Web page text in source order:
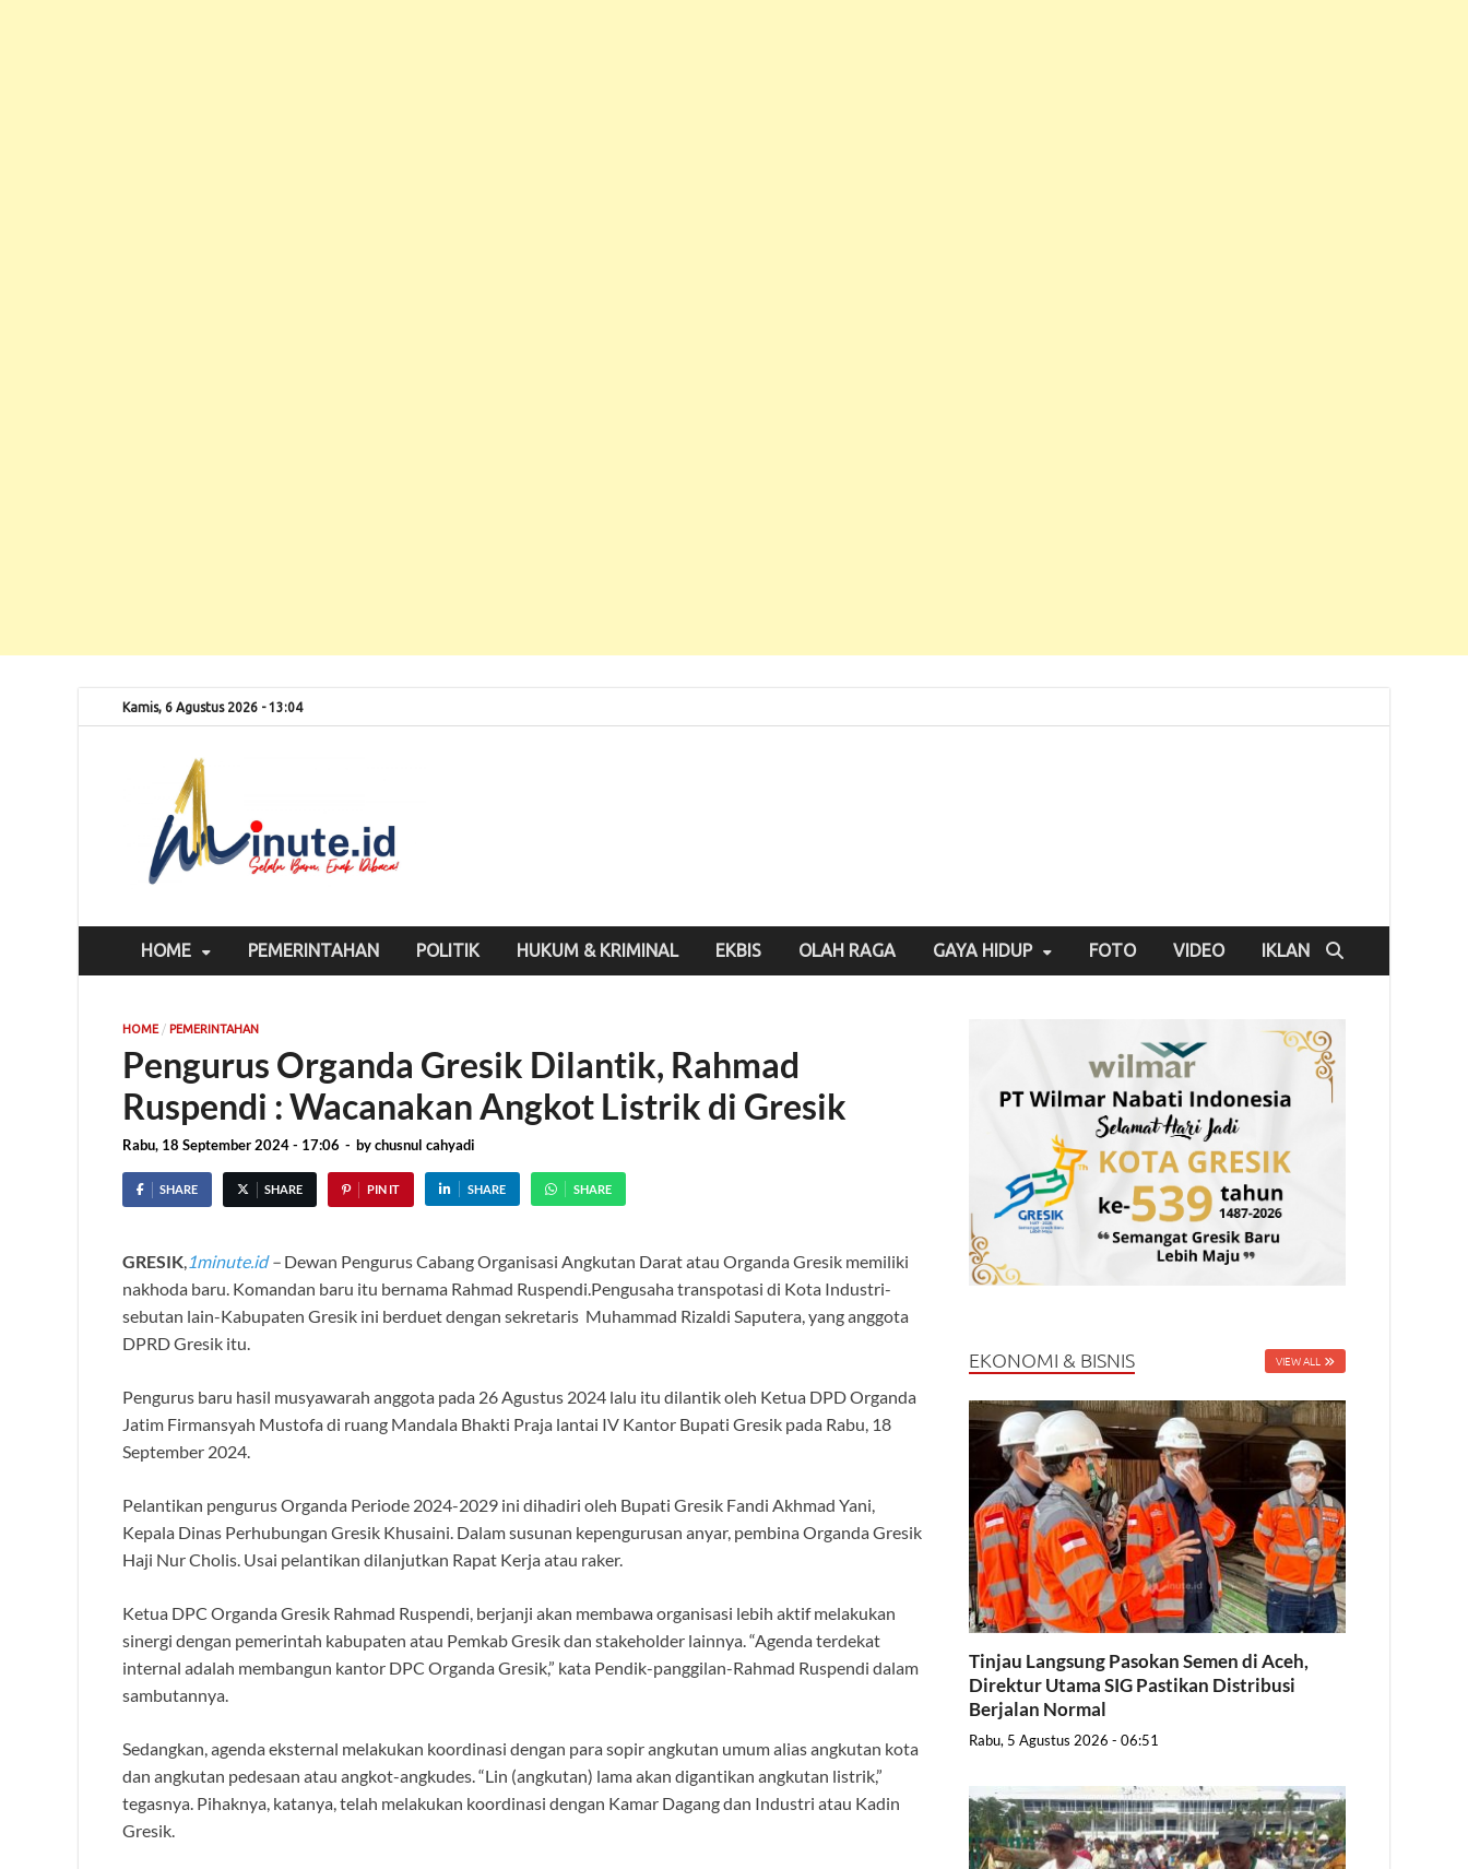
Kamis, 6 Agustus 2026 - 13:04
HOME PEMERINTAHAN POLITIK HUKUM & KRIMINAL EKBIS OLAH RAGA GAYA HIDUP FOTO VIDEO IKLAN
HOME / PEMERINTAHAN
Pengurus Organda Gresik Dilantik, Rahmad
Ruspendi : Wacanakan Angkot Listrik di Gresik
Rabu, 18 September 2024 - 17:06 - bychusnul cahyadi
SHARE SHARE PIN IT SHARE SHARE
GRESIK, 1minute.id– Dewan Pengurus Cabang Organisasi Angkutan Darat atau Organda Gresik memiliki
nakhoda baru. Komandan baru itu bernama Rahmad Ruspendi.Pengusaha transpotasi di Kota Industri-
sebutan lain-Kabupaten Gresik ini berduet dengan sekretaris Muhammad Rizaldi Saputera, yang anggota
DPRD Gresik itu.
Pengurus baru hasil musyawarah anggota pada 26 Agustus 2024 lalu itu dilantik oleh Ketua DPD Organda
Jatim Firmansyah Mustofa di ruang Mandala Bhakti Praja lantai IV Kantor Bupati Gresik pada Rabu, 18
September 2024.
Pelantikan pengurus Organda Periode 2024-2029 ini dihadiri oleh Bupati Gresik Fandi Akhmad Yani,
Kepala Dinas Perhubungan Gresik Khusaini. Dalam susunan kepengurusan anyar, pembina Organda Gresik
Haji Nur Cholis. Usai pelantikan dilanjutkan Rapat Kerja atau raker.
Ketua DPC Organda Gresik Rahmad Ruspendi, berjanji akan membawa organisasi lebih aktif melakukan
sinergi dengan pemerintah kabupaten atau Pemkab Gresik dan stakeholder lainnya. “Agenda terdekat
internal adalah membangun kantor DPC Organda Gresik,” kata Pendik-panggilan-Rahmad Ruspendi dalam
sambutannya.
Sedangkan, agenda eksternal melakukan koordinasi dengan para sopir angkutan umum alias angkutan kota
dan angkutan pedesaan atau angkot-angkudes. “Lin (angkutan) lama akan digantikan angkutan listrik,”
tegasnya. Pihaknya, katanya, telah melakukan koordinasi dengan Kamar Dagang dan Industri atau Kadin
Gresik.
EKONOMI & BISNIS VIEW ALL
Tinjau Langsung Pasokan Semen di Aceh,
Direktur Utama SIG Pastikan Distribusi
Berjalan Normal
Rabu, 5 Agustus 2026 - 06:51